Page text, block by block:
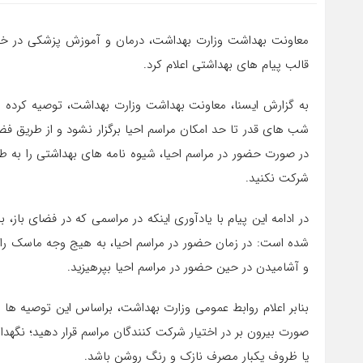
معاونت بهداشت وزارت بهداشت، درمان و آموزش پزشکی در
قالب پیام های بهداشتی اعلام کرد.
به گزارش ایسنا، معاونت بهداشت وزارت بهداشت، توصیه
شب های قدر تا حد امکان مراسم احیا برگزار نشود و از طریق
در صورت حضور در مراسم احیا، شیوه نامه های بهداشتی را به
شرکت نکنید.
در ادامه این پیام با یادآوری اینکه در مراسمی که در فضای
شده است: در زمان حضور در مراسم احیا، به هیج وجه ماسک را
و آشامیدن در حین حضور در مراسم احیا بپرهیزید.
بنابر اعلام روابط عمومی وزارت بهداشت، براساس این توصیه
صورت بیرون بر در اختیار شرکت کنندگان مراسم قرار دهید؛
یا ظروف یکبار مصرف نازک و رنگ روشن باشد.